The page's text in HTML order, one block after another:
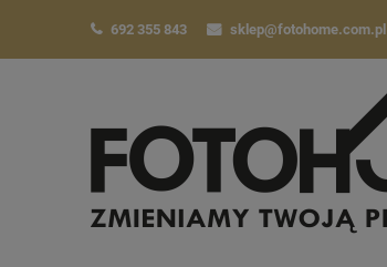
692 355 843 sklep@fotohome.com.pl